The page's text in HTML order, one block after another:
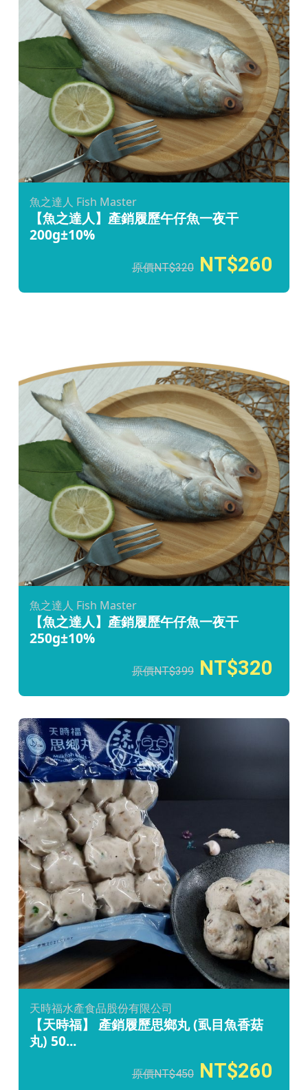
魚之達人 Fish Master
【魚之達人】產銷履歷午仔魚一夜干
200g±10%
320 260
魚之達人 Fish Master
【魚之達人】產銷履歷午仔魚一夜干
250g±10%
399 320
天時福水產食品股份有限公司
【天時福】 產銷履歷思鄉丸 (虱目魚香菇
丸) 50...
450 260